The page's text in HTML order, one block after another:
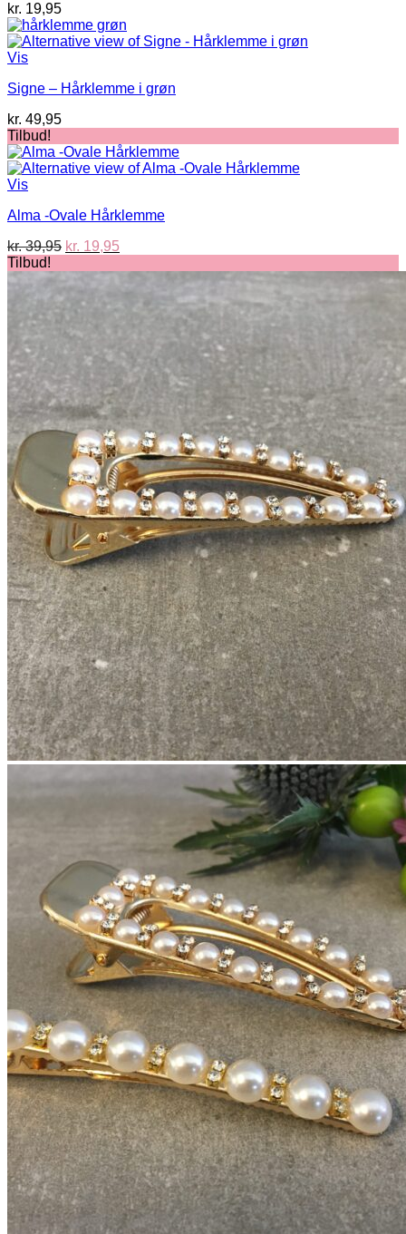
kr. 19,95
Vis
Signe – Hårklemme i grøn
kr. 49,95
Tilbud!
Vis
Alma -Ovale Hårklemme
kr.39,95 Den
kr. 39,95.
kr. 19,95
er:
kr. 19,95.
Tilbud!